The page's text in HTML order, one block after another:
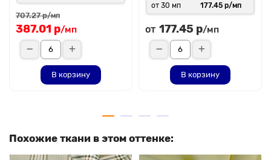
707.27 р/мп
387.01 р/мп
В корзину
от 30 мп
177.45 р/мп
от 177.45 р/мп
В корзину
Похожие ткани в этом оттенке: